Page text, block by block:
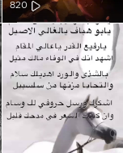
820